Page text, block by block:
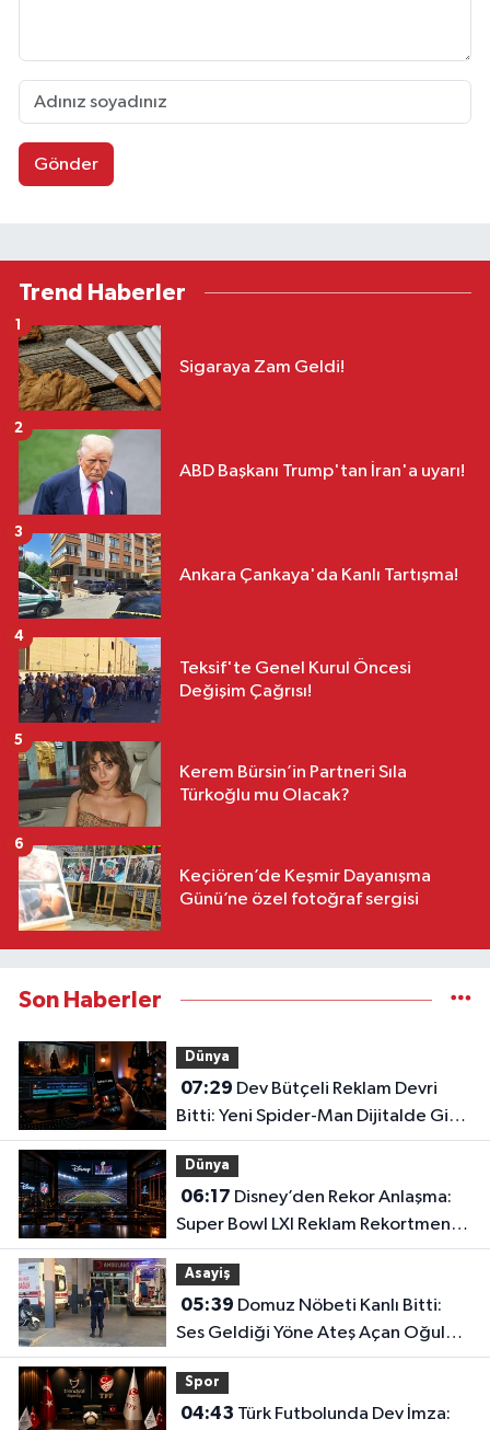
Gönder
Trend Haberler
Sigaraya Zam Geldi!
1
ABD Başkanı Trump'tan İran'a uyarı!
2
Ankara Çankaya'da Kanlı Tartışma!
3
Teksif'te Genel Kurul Öncesi
Değişim Çağrısı!
4
Kerem Bürsin’in Partneri Sıla
Türkoğlu mu Olacak?
5
Keçiören’de Keşmir Dayanışma
Günü’ne özel fotoğraf sergisi
6
Son Haberler
Dünya
07:29
Bitti: Yeni Spider-Man Dijitalde Gişe
Rekorlarını Altüst Etti!
Dünya
06:17
Super Bowl LXI Reklam Rekortmeni
Oldu!
Asayiş
05:39
Ses Geldiği Yöne Ateş Açan Oğul
Babasını Öldürdü!
Spor
04:43